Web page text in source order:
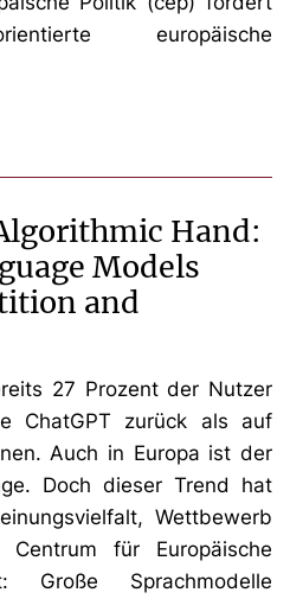
europäische
Hand:
Models
and
27 Prozent der Nutzer
ChatGPT zurück als auf
Auch in Europa ist der
Doch dieser Trend hat
Wettbewerb
für Europäische
Sprachmodelle